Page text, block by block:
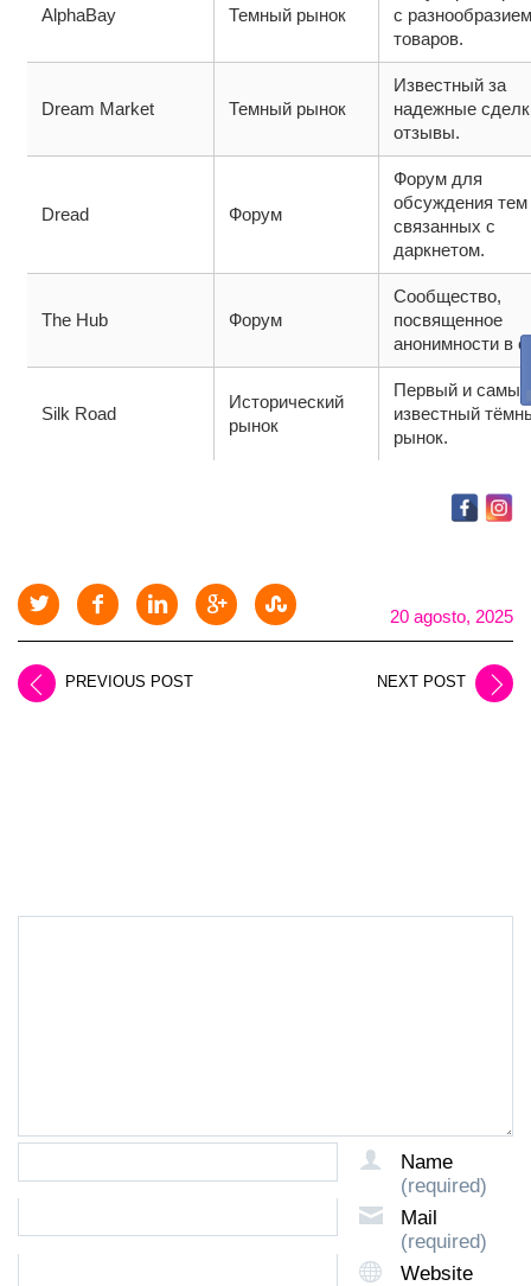
AlphaBay Темный рынок
с разнообразием
товаров.
Dream Market Темный рынок
Известный за
надежные
отзывы.
Dread Форум
Форум для
обсуждения тем
связанных с
даркнетом.
The Hub Форум
Сообщество,
посвященное
анонимности в
Silk Road
Исторический
рынок
Первый и самый
известный
рынок.
20 agosto, 2025
PREVIOUS POST NEXT POST
Name
(required)
Mail
(required)
Website